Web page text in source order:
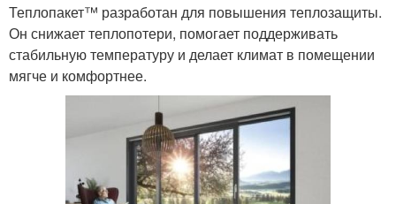
Теплопакет™ разработан для повышения теплозащиты.
Он снижает теплопотери, помогает поддерживать
стабильную температуру и делает климат в помещении
мягче и комфортнее.